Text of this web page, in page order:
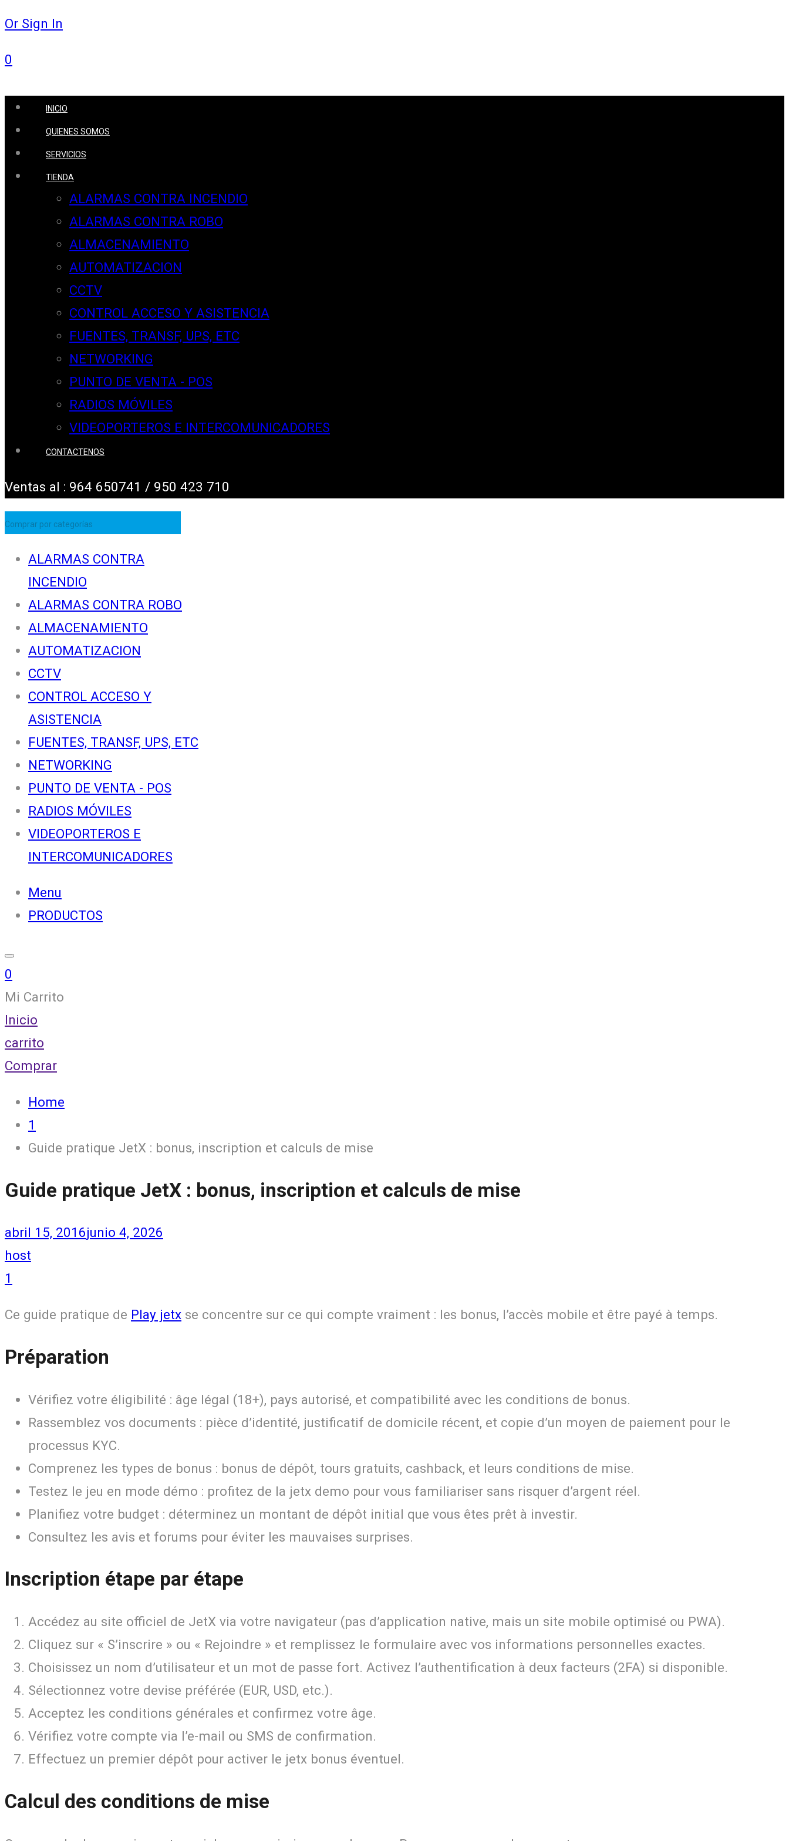
Or Sign In
0
INICIO
QUIENES SOMOS
SERVICIOS
TIENDA
ALARMAS CONTRA INCENDIO
ALARMAS CONTRA ROBO
ALMACENAMIENTO
AUTOMATIZACION
CCTV
CONTROL ACCESO Y ASISTENCIA
FUENTES, TRANSF, UPS, ETC
NETWORKING
PUNTO DE VENTA - POS
RADIOS MÓVILES
VIDEOPORTEROS E INTERCOMUNICADORES
CONTACTENOS
Ventas al : 964 650741 / 950 423 710
Comprar por categorías
ALARMAS CONTRA
INCENDIO
ALARMAS CONTRA ROBO
ALMACENAMIENTO
AUTOMATIZACION
CCTV
CONTROL ACCESO Y
ASISTENCIA
FUENTES, TRANSF, UPS, ETC
NETWORKING
PUNTO DE VENTA - POS
RADIOS MÓVILES
VIDEOPORTEROS E
INTERCOMUNICADORES
Menu
PRODUCTOS
0
Mi Carrito
Inicio
carrito
Comprar
Home
1
Guide pratique JetX : bonus, inscription et calculs de mise
Guide pratique JetX : bonus, inscription et calculs de mise
abril 15, 2016junio 4, 2026
host
1
Ce guide pratique de Play jetx se concentre sur ce qui compte vraiment : les bonus, l’accès mobile et être payé à temps.
Préparation
Vérifiez votre éligibilité : âge légal (18+), pays autorisé, et compatibilité avec les conditions de bonus.
Rassemblez vos documents : pièce d’identité, justificatif de domicile récent, et copie d’un moyen de paiement pour le
processus KYC.
Comprenez les types de bonus : bonus de dépôt, tours gratuits, cashback, et leurs conditions de mise.
Testez le jeu en mode démo : profitez de la jetx demo pour vous familiariser sans risquer d’argent réel.
Planifiez votre budget : déterminez un montant de dépôt initial que vous êtes prêt à investir.
Consultez les avis et forums pour éviter les mauvaises surprises.
Inscription étape par étape
Accédez au site officiel de JetX via votre navigateur (pas d’application native, mais un site mobile optimisé ou PWA).
Cliquez sur « S’inscrire » ou « Rejoindre » et remplissez le formulaire avec vos informations personnelles exactes.
Choisissez un nom d’utilisateur et un mot de passe fort. Activez l’authentification à deux facteurs (2FA) si disponible.
Sélectionnez votre devise préférée (EUR, USD, etc.).
Acceptez les conditions générales et confirmez votre âge.
Vérifiez votre compte via l’e-mail ou SMS de confirmation.
Effectuez un premier dépôt pour activer le jetx bonus éventuel.
Calcul des conditions de mise